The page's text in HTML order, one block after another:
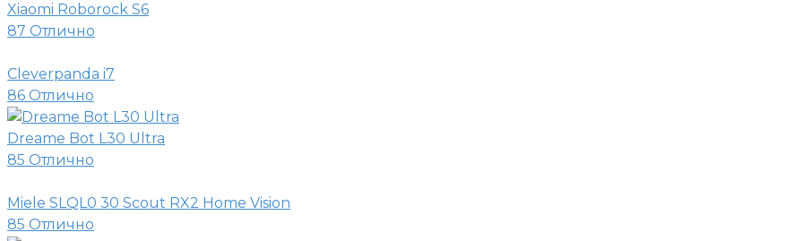
Xiaomi Roborock S6
87 Отлично
Cleverpanda i7
86 Отлично
Dreame Bot L30 Ultra
85 Отлично
Miele SLQL0 30 Scout RX2 Home Vision
85 Отлично